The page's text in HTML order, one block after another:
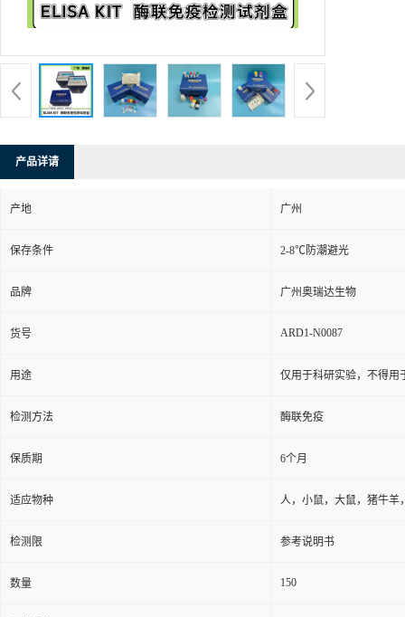
产品详请
产地 广州
保存条件 2-8℃防潮避光
品牌 广州奥瑞达生物
货号 ARD1-N0087
用途 仅用于科研实验，不得用
检测方法 酶联免疫
保质期 6个月
适应物种 人，小鼠，大鼠，猪牛羊
检测限 参考说明书
数量 150